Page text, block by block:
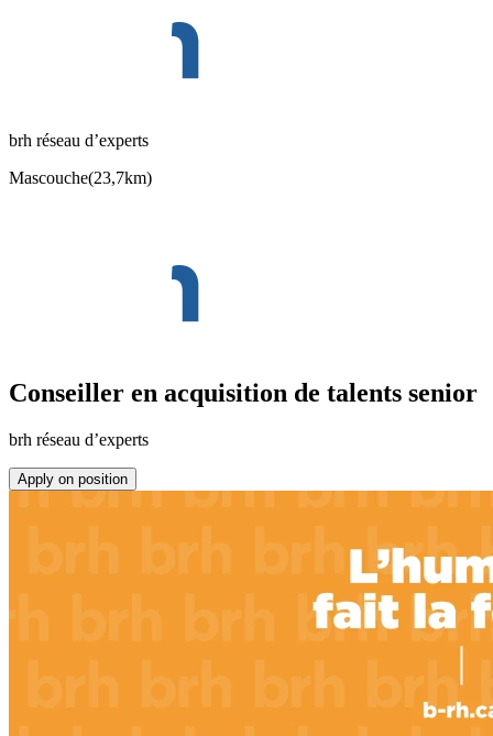
brh réseau d’experts
Mascouche(23,7km)
Conseiller en acquisition de talents senior
brh réseau d’experts
Apply on position